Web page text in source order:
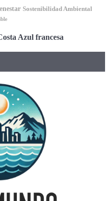
Sostenibilidad Ambiental
Azul francesa